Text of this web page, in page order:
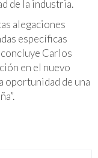
de la industria.
alegaciones
específicas
Carlos
en el nuevo
de una